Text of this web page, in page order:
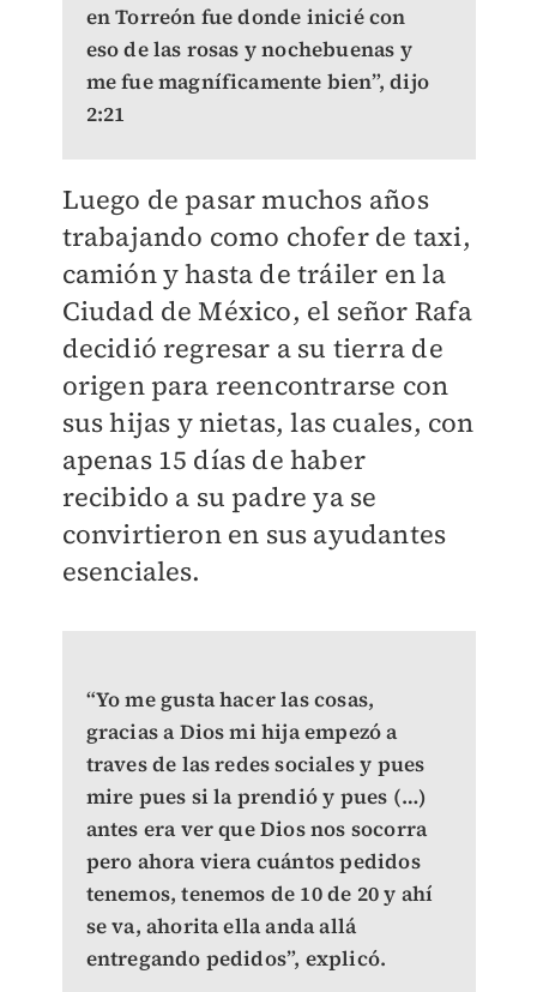
en Torreón fue donde inicié con
eso de las rosas y nochebuenas y
me fue magníficamente bien”, dijo
2:21
Luego de pasar muchos años
trabajando como chofer de taxi,
camión y hasta de tráiler en la
Ciudad de México, el señor Rafa
decidió regresar a su tierra de
origen para reencontrarse con
sus hijas y nietas, las cuales, con
apenas 15 días de haber
recibido a su padre ya se
convirtieron en sus ayudantes
esenciales.
“Yo me gusta hacer las cosas,
gracias a Dios mi hija empezó a
traves de las redes sociales y pues
mire pues si la prendió y pues (…)
antes era ver que Dios nos socorra
pero ahora viera cuántos pedidos
tenemos, tenemos de 10 de 20 y ahí
se va, ahorita ella anda allá
entregando pedidos”, explicó.